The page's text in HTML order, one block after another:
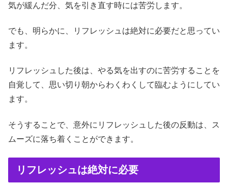
気が緩んだ分、気を引き直す時には苦労します。
でも、明らかに、リフレッシュは絶対に必要だと思ってい
ます。
リフレッシュした後は、やる気を出すのに苦労することを
自覚して、思い切り朝からわくわくして臨むようにしてい
ます。
そうすることで、意外にリフレッシュした後の反動は、ス
ムーズに落ち着くことができます。
リフレッシュは絶対に必要